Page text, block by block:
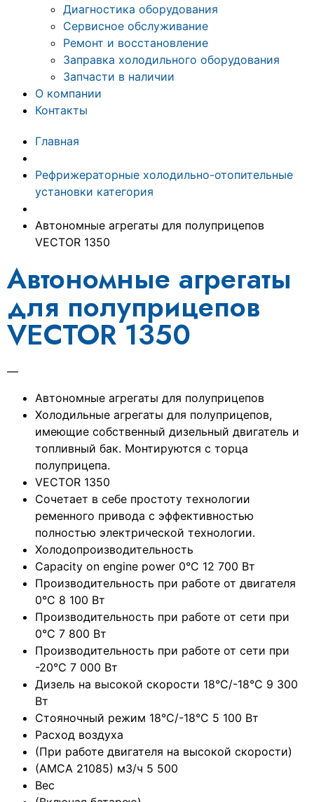
Диагностика оборудования
Сервисное обслуживание
Ремонт и восстановление
Заправка холодильного оборудования
Запчасти в наличии
О компании
Контакты
Главная
Рефрижераторные холодильно-отопительные
установки категория
Автономные агрегаты для полуприцепов
VECTOR 1350
Автономные агрегаты
для полуприцепов
VECTOR 1350
—
Автономные агрегаты для полуприцепов
Холодильные агрегаты для полуприцепов,
имеющие собственный дизельный двигатель и
топливный бак. Монтируются с торца
полуприцепа.
VECTOR 1350
Сочетает в себе простоту технологии
ременного привода с эффективностью
полностью электрической технологии.
Холодопроизводительность
Capacity on engine power 0°C 12 700 Вт
Производительность при работе от двигателя
0°C 8 100 Вт
Производительность при работе от сети при
0°C 7 800 Вт
Производительность при работе от сети при
-20°C 7 000 Вт
Дизель на высокой скорости 18°C/-18°C 9 300
Вт
Стояночный режим 18°C/-18°C 5 100 Вт
Расход воздуха
(При работе двигателя на высокой скорости)
(AMCA 21085) м3/ч 5 500
Вес